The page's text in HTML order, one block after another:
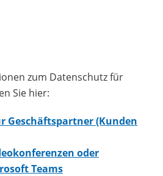
zum Datenschutz für
Sie hier:
Geschäftspartner (Kunden
oder
Teams